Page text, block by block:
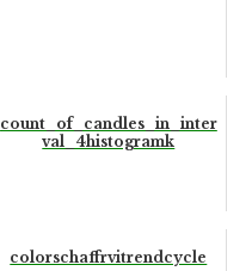
count_of_candles_in_inter
val_4histogramk
colorschaffrvitrendcycle